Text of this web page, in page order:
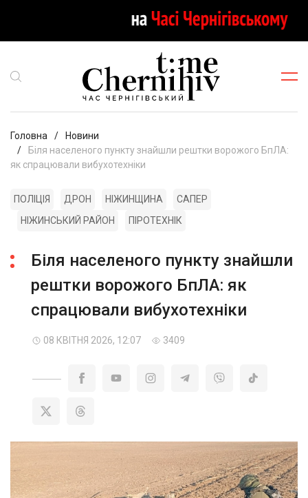
Головна
Новини
Біля населеного пункту знайшли рештки ворожого БпЛА:
як спрацювали вибухотехніки
ПОЛІЦІЯ ДРОН НІЖИНЩИНА
САПЕР
НІЖИНСЬКИЙ РАЙОН
ПІРОТЕХНІК
Біля населеного пункту знайшли
рештки ворожого БпЛА: як
спрацювали вибухотехніки
08 КВІТНЯ 2026, 12:07 3409